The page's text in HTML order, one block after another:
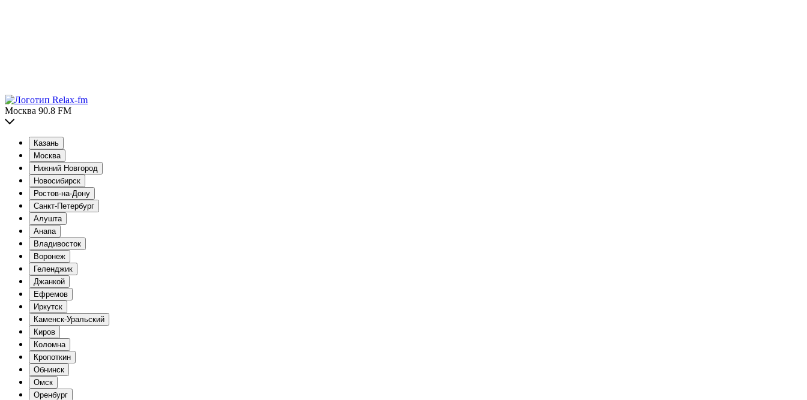
Москва 90.8 FM
Казань
Москва
Нижний Новгород
Новосибирск
Ростов-на-Дону
Санкт-Петербург
Алушта
Анапа
Владивосток
Воронеж
Геленджик
Джанкой
Ефремов
Иркутск
Каменск-Уральский
Киров
Коломна
Кропоткин
Обнинск
Омск
Оренбург